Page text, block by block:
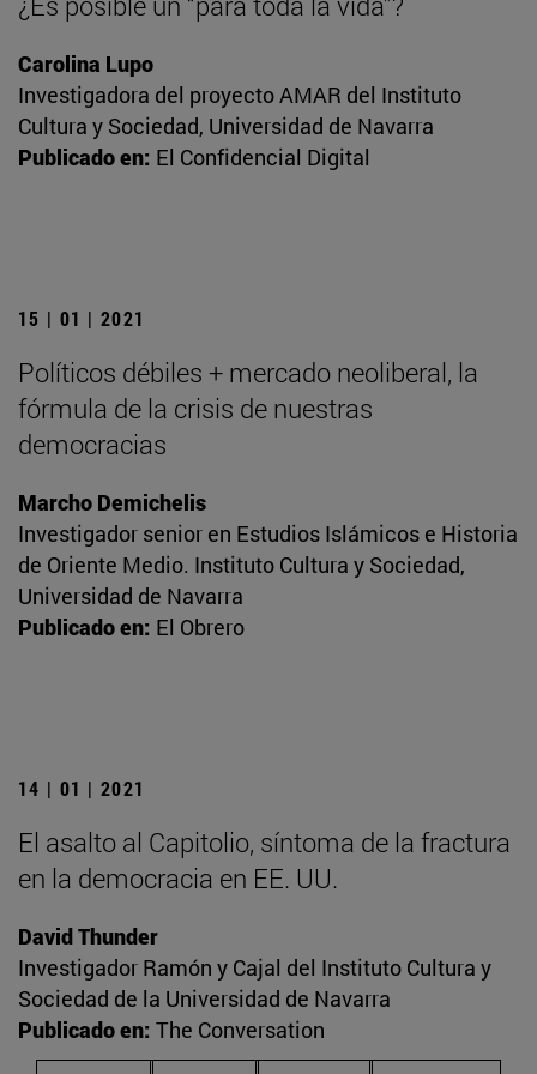
Carolina Lupo
Investigadora del proyecto AMAR del Instituto
Cultura y Sociedad, Universidad de Navarra
Publicado en: El Confidencial Digital
15 | 01 | 2021
Políticos débiles + mercado neoliberal, la
fórmula de la crisis de nuestras
democracias
Marcho Demichelis
Investigador senior en Estudios Islámicos e Historia
de Oriente Medio. Instituto Cultura y Sociedad,
Universidad de Navarra
Publicado en: El Obrero
14 | 01 | 2021
El asalto al Capitolio, síntoma de la fractura
en la democracia en EE. UU.
David Thunder
Investigador Ramón y Cajal del Instituto Cultura y
Sociedad de la Universidad de Navarra
Publicado en: The Conversation